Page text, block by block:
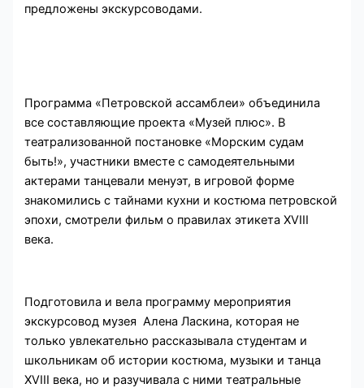
предложены экскурсоводами.
Программа «Петровской ассамблеи» объединила
все составляющие проекта «Музей плюс». В
театрализованной постановке «Морским судам
быть!», участники вместе с самодеятельными
актерами танцевали менуэт, в игровой форме
знакомились с тайнами кухни и костюма петровской
эпохи, смотрели фильм о правилах этикета XVIII
века.
Подготовила и вела программу мероприятия
экскурсовод музея Алена Ласкина, которая не
только увлекательно рассказывала студентам и
школьникам об истории костюма, музыки и танца
XVIII века, но и разучивала с ними театральные